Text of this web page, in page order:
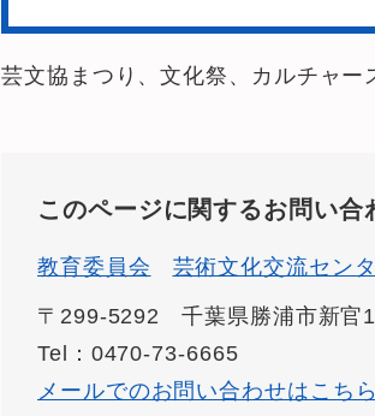
芸文協まつり、文化祭、カルチャー
このページに関するお問い合
教育委員会 芸術文化交流セン
〒299-5292
千葉県勝浦市新官
Tel：0470-73-6665
メールでのお問い合わせはこちら